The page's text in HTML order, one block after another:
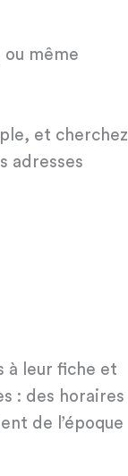
même
et cherchez
adresses
à leur fiche et
: des horaires
de l’époque